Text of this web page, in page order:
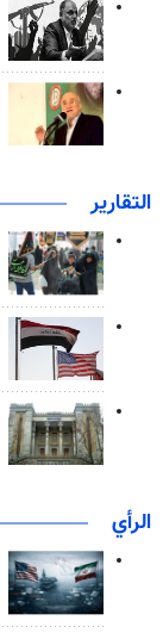
التقارير
الرأي